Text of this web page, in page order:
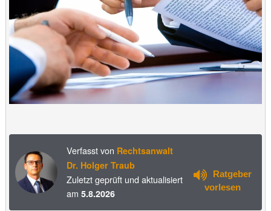
Verfasst von Rechtsanwalt
Dr. Holger Traub
Zuletzt geprüft und aktualisiert
am 5.8.2026
Ratgeber
vorlesen